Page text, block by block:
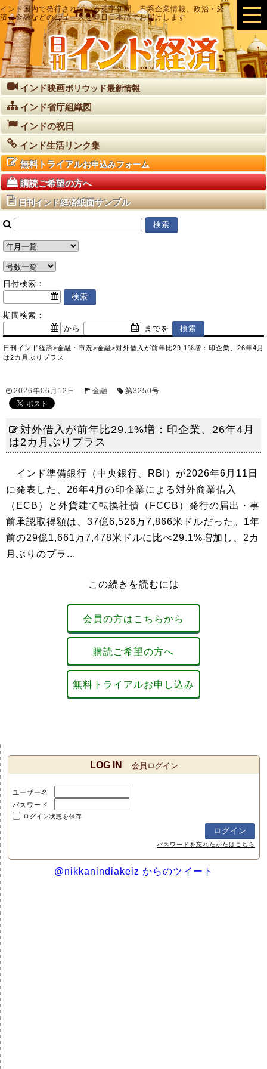
インド国内で発行されている英字新聞、日系企業情報、政治・経
済・金融などのニュースを即日日本語でお届けします
インド映画ボリウッド最新情報
インド省庁組織図
インドの祝日
インド生活リンク集
無料トライアルお申込みフォーム
購読ご希望の方へ
日刊インド経済紙面サンプル
日付検索：
期間検索：
から
までを
日刊インド経済>金融・市況 >金融>対外借入が前年比29.1%増：印企業、26年4月
は2カ月ぶりプラス
2026年06月12日 金融 第3250号
対外借入が前年比29.1%増：印企業、26年4月
は2カ月ぶりプラス
インド準備銀行（中央銀行、RBI）が2026年6月11日
に発表した、26年4月の印企業による対外商業借入
（ECB）と外貨建て転換社債（FCCB）発行の届出・事
前承認取得額は、37億6,526万7,866米ドルだった。1年
前の29億1,661万7,478米ドルに比べ29.1%増加し、2カ
月ぶりのプラ...
この続きを読むには
会員の方はこちらから
購読ご希望の方へ
無料トライアルお申し込み
LOG IN 会員ログイン
ユーザー名
パスワード
ログイン状態を保存
パスワードを忘れたかたはこちら
@nikkanindiakeiz からのツイート